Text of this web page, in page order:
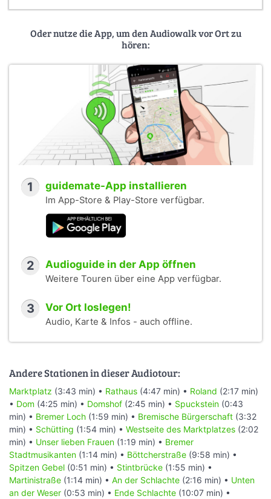
Oder nutze die App, um den Audiowalk vor Ort zu
hören:
1 guidemate-App installieren
Im App-Store & Play-Store verfügbar.
2 Audioguide in der App öffnen
Weitere Touren über eine App verfügbar.
3 Vor Ort loslegen!
Audio, Karte & Infos - auch offline.
Andere Stationen in dieser Audiotour:
Marktplatz (3:43 min) • Rathaus (4:47 min) • Roland (2:17 min)
• Dom (4:25 min) • Domshof (2:45 min) • Spuckstein (0:43
min) • Bremer Loch (1:59 min) • Bremische Bürgerschaft (3:32
min) • Schütting (1:54 min) • Westseite des Marktplatzes (2:02
min) • Unser lieben Frauen (1:19 min) • Bremer
Stadtmusikanten (1:14 min) • Böttcherstraße (9:58 min) •
Spitzen Gebel (0:51 min) • Stintbrücke (1:55 min) •
Martinistraße (1:14 min) • An der Schlachte (2:16 min) • Unten
an der Weser (0:53 min) • Ende Schlachte (10:07 min) •